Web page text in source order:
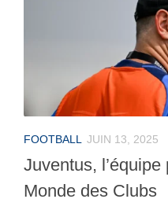
FOOTBALL JUIN 13, 2025
Juventus,
Monde des Clubs